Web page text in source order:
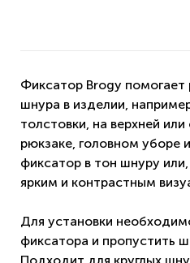
Фиксатор Brоgy помогает
шнура в изделии,
толстовки, на верхней
рюкзаке, головном уборе
фиксатор в тон шнуру
ярким и контрастным
Для установки
фиксатора и пропустить